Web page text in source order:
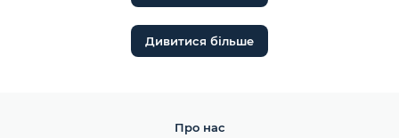
Дивитися більше
Про нас